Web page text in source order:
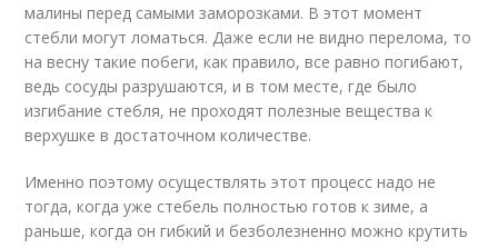
малины перед самыми заморозками. В этот момент
стебли могут ломаться. Даже если не видно перелома, то
на весну такие побеги, как правило, все равно погибают,
ведь сосуды разрушаются, и в том месте, где было
изгибание стебля, не проходят полезные вещества к
верхушке в достаточном количестве.
Именно поэтому осуществлять этот процесс надо не
тогда, когда уже стебель полностью готов к зиме, а
раньше, когда он гибкий и безболезненно можно крутить